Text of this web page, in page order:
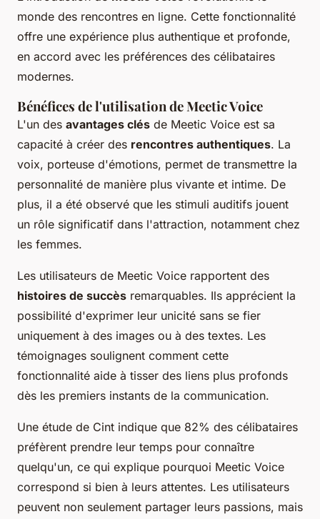
monde des rencontres en ligne. Cette fonctionnalité
offre une expérience plus authentique et profonde,
en accord avec les préférences des célibataires
modernes.
Bénéfices de l'utilisation de Meetic Voice
L'un des avantages clés de Meetic Voice est sa
capacité à créer des rencontres authentiques. La
voix, porteuse d'émotions, permet de transmettre la
personnalité de manière plus vivante et intime. De
plus, il a été observé que les stimuli auditifs jouent
un rôle significatif dans l'attraction, notamment chez
les femmes.
Les utilisateurs de Meetic Voice rapportent des
histoires de succès remarquables. Ils apprécient la
possibilité d'exprimer leur unicité sans se fier
uniquement à des images ou à des textes. Les
témoignages soulignent comment cette
fonctionnalité aide à tisser des liens plus profonds
dès les premiers instants de la communication.
Une étude de Cint indique que 82% des célibataires
préfèrent prendre leur temps pour connaître
quelqu'un, ce qui explique pourquoi Meetic Voice
correspond si bien à leurs attentes. Les utilisateurs
peuvent non seulement partager leurs passions, mais